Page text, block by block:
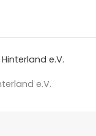
e.V.
e.V.